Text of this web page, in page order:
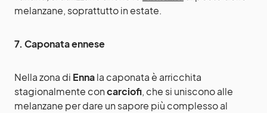
melanzane, soprattutto in estate.
7. Caponata ennese
Nella zona di Ennala caponata è arricchita
stagionalmente concarciofi, che si uniscono alle
melanzane per dare un sapore più complesso al